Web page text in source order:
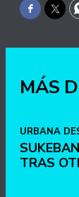
MÁS
URBANA
TRAS